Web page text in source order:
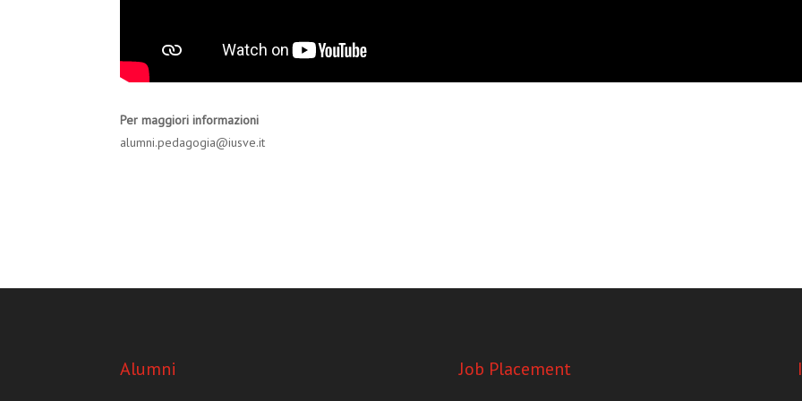
Per maggiori informazioni
alumni.pedagogia@iusve.it
Alumni Job Placement